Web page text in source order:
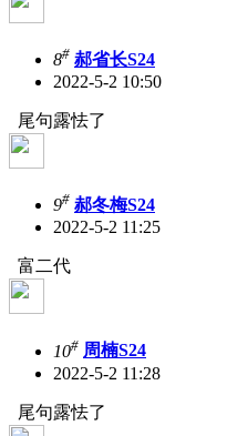
8# 郝省长S24
2022-5-2 10:50
尾句露怯了
9# 郝冬梅S24
2022-5-2 11:25
富二代
10# 周楠S24
2022-5-2 11:28
尾句露怯了